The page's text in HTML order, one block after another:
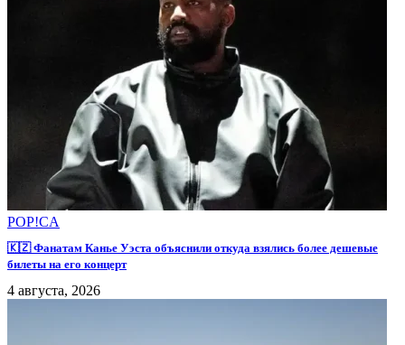
POP!CA
🇰🇿 Фанатам Канье Уэста объяснили откуда взялись более дешевые
билеты на его концерт
4 августа, 2026